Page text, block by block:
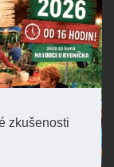
zkušenosti